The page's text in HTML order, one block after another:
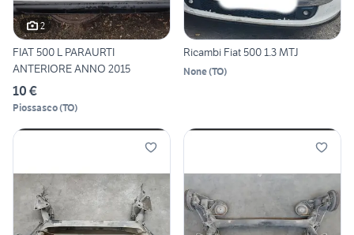
2
FIAT 500 L PARAURTI
ANTERIORE ANNO 2015
10 €
Piossasco(TO)
Ricambi Fiat 500 1.3 MTJ
None(TO)